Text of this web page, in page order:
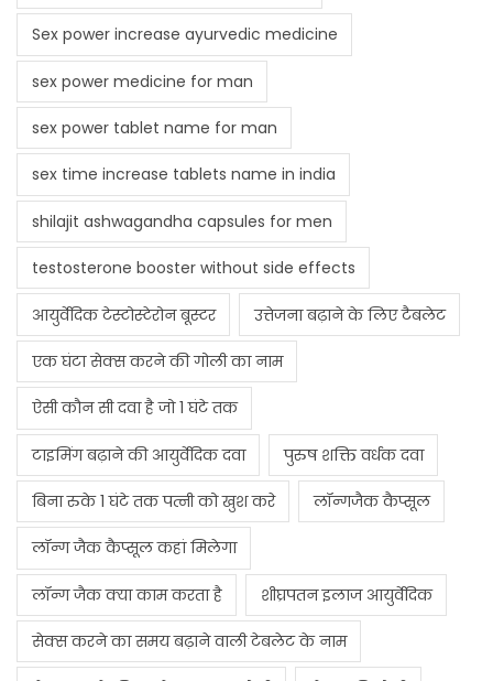
Sex power increase ayurvedic medicine
sex power medicine for man
sex power tablet name for man
sex time increase tablets name in india
shilajit ashwagandha capsules for men
testosterone booster without side effects
आयुर्वेदिक टेस्टोस्टेरोन बूस्टर उत्तेजना बढ़ाने के लिए टैबलेट
एक घंटा सेक्स करने की गोली का नाम
ऐसी कौन सी दवा है जो 1 घंटे तक
टाइमिंग बढ़ाने की आयुर्वेदिक दवा पुरुष शक्ति वर्धक दवा
बिना रुके 1 घंटे तक पत्नी को खुश करे लॉन्गजैक कैप्सूल
लॉन्ग जैक कैप्सूल कहां मिलेगा
लॉन्ग जैक क्या काम करता है शीघ्रपतन इलाज आयुर्वेदिक
सेक्स करने का समय बढ़ाने वाली टेबलेट के नाम